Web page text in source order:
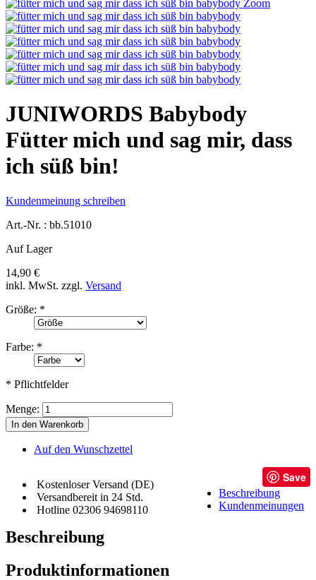
Zoom
JUNIWORDS Babybody
Fütter mich und sag mir, dass
ich süß bin!
Kundenmeinung schreiben
Art.-Nr. : bb.51010
Auf Lager
14,90 €
inkl. MwSt. zzgl. Versand
Größe: *
Farbe: *
* Pflichtfelder
Menge:
In den Warenkorb
Auf den Wunschzettel
Kostenloser Versand (DE)
Versandbereit in 24 Std.
Hotline 02306 94698110
Save
Beschreibung
Kundenmeinungen
Beschreibung
Produktinformationen